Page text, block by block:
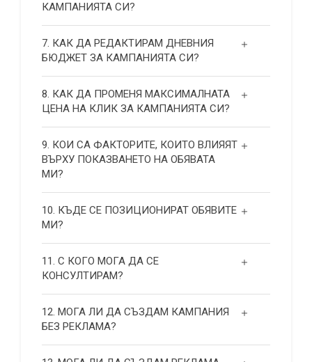
КАМПАНИЯТА СИ?
7. КАК ДА РЕДАКТИРАМ ДНЕВНИЯ
БЮДЖЕТ ЗА КАМПАНИЯТА СИ?
8. КАК ДА ПРОМЕНЯ МАКСИМАЛНАТА
ЦЕНА НА КЛИК ЗА КАМПАНИЯТА СИ?
9. КОИ СА ФАКТОРИТЕ, КОИТО ВЛИЯЯТ
ВЪРХУ ПОКАЗВАНЕТО НА ОБЯВАТА
МИ?
10. КЪДЕ СЕ ПОЗИЦИОНИРАТ ОБЯВИТЕ
МИ?
11. С КОГО МОГА ДА СЕ
КОНСУЛТИРАМ?
12. МОГА ЛИ ДА СЪЗДАМ КАМПАНИЯ
БЕЗ РЕКЛАМА?